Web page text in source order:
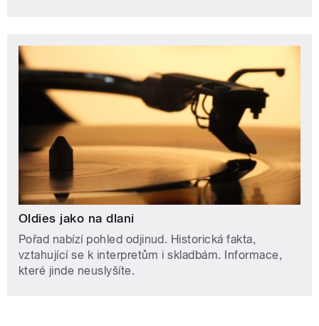
Oldies jako na dlani
Pořad nabízí pohled odjinud. Historická fakta,
vztahující se k interpretům i skladbám. Informace,
které jinde neuslyšíte.